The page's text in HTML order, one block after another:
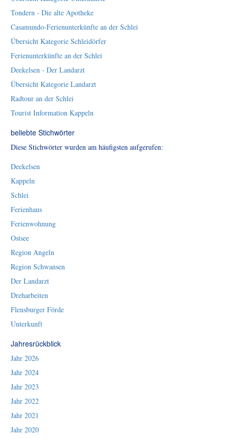
Tondern - Die alte Apotheke
Casamundo-Ferienunterkünfte an der Schlei
Übersicht Kategorie Schleidörfer
Ferienunterkünfte an der Schlei
Deekelsen - Der Landarzt
Übersicht Kategorie Landarzt
Radtour an der Schlei
Tourist Information Kappeln
beliebte Stichwörter
Diese Stichwörter wurden am häufigsten aufgerufen:
Deekelsen
Kappeln
Schlei
Ferienhaus
Ferienwohnung
Ostsee
Region Angeln
Region Schwansen
Der Landarzt
Dreharbeiten
Flensburger Förde
Unterkunft
Jahresrückblick
Jahr 2026
Jahr 2024
Jahr 2023
Jahr 2022
Jahr 2021
Jahr 2020